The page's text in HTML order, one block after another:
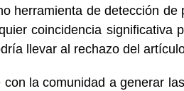
herramienta de detección de
coincidencia significativa
llevar al rechazo del
la comunidad a generar